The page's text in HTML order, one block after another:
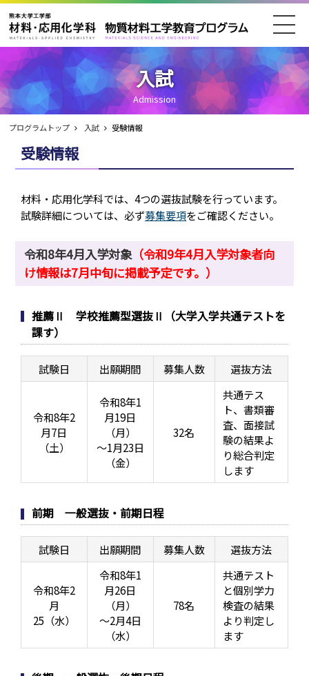
入試
Admission
プログラムトップ 入試 受験情報
受験情報
材料・応用化学科では、4つの選抜試験を行っています。
試験詳細については、必ず募集要項をご確認ください。
令和8年4月入学対象（令和9年4月入学対象者向
け情報は7月中旬に掲載予定です。）
推薦Ⅱ 学校推薦型選抜Ⅱ（大学入学共通テストを
課す）
試験日 出願期間 募集人数 選抜方法
令和8年2
月7日
（土）
令和8年1
月19日
（月）
～1月23日
（金）
32名
共通テス
ト、書類審
査、面接試
験の結果よ
り総合判定
します
前期 一般選抜・前期日程
試験日 出願期間 募集人数 選抜方法
令和8年2
月
25（水）
令和8年1
月26日
（月）
～2月4日
（水）
78名
共通テスト
と個別学力
検査の結果
より判定し
ます
プログラムトップ
入試 進学・院試
教育PG紹介 講座紹介
在学生の方へ
PV・動画
アクセス お問い合わせ